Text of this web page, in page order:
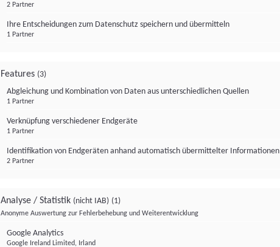
2 Partner
Ihre Entscheidungen zum Datenschutz speichern und übermitteln
1 Partner
Features (3)
Abgleichung und Kombination von Daten aus unterschiedlichen Quellen
1 Partner
Verknüpfung verschiedener Endgeräte
1 Partner
Identifikation von Endgeräten anhand automatisch übermittelter Informationen
2 Partner
Analyse / Statistik (nicht IAB) (1)
Anonyme Auswertung zur Fehlerbehebung und Weiterentwicklung
Google Analytics
Google Ireland Limited, Irland